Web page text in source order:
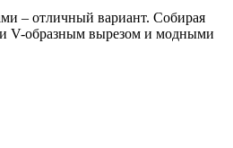
– отличный вариант. Собирая
V-образным вырезом и модными